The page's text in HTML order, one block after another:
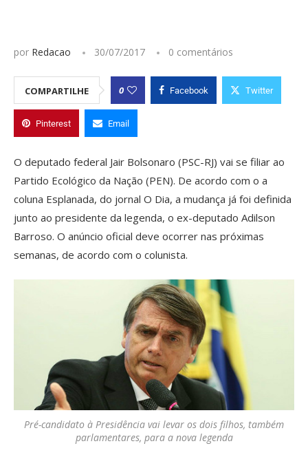
por Redacao 30/07/2017 0 comentários
COMPARTILHE 0 Facebook Twitter
Pinterest Email
O deputado federal Jair Bolsonaro (PSC-RJ) vai se filiar ao
Partido Ecológico da Nação (PEN). De acordo com o a
coluna Esplanada, do jornal O Dia, a mudança já foi definida
junto ao presidente da legenda, o ex-deputado Adilson
Barroso. O anúncio oficial deve ocorrer nas próximas
semanas, de acordo com o colunista.
Pré-candidato à Presidência vai levar os dois filhos, também
parlamentares, para a nova legenda